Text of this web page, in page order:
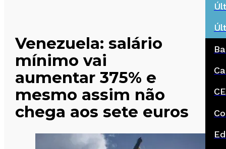
Venezuela: salário
mínimo vai
aumentar 375% e
mesmo assim não
chega aos sete euros